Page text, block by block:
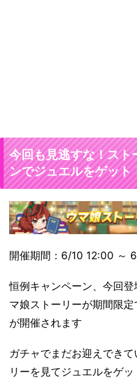
今回も見逃すな！スト
ンでジュエルをゲット
開催期間：6/10 12:00 ～
恒例キャンペーン、今回
マ娘ストーリーが期間限
が開催されます
ガチャでまだお迎えでき
リーを見てジュエルをゲ